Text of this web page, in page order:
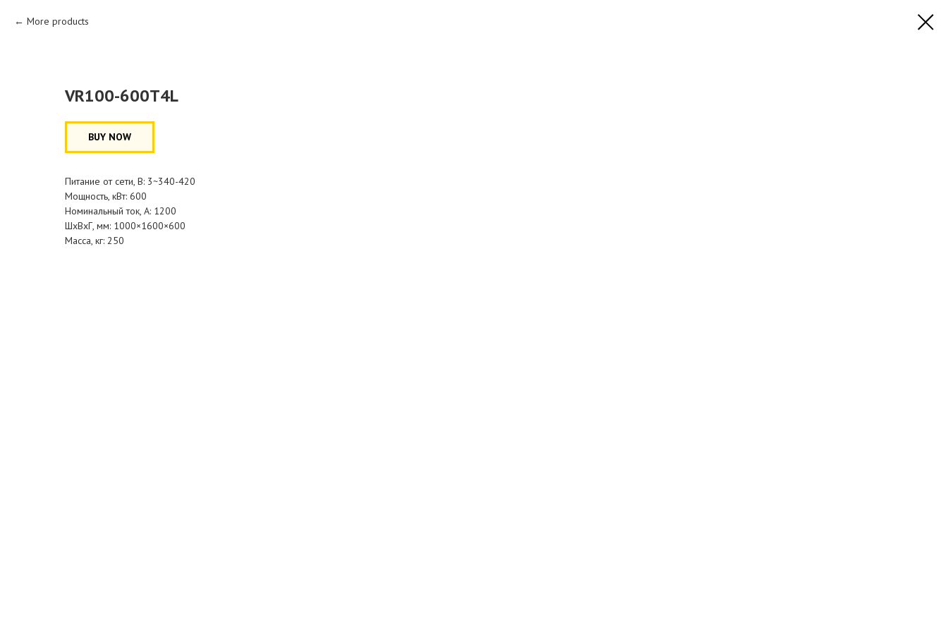
More products
VR100-600T4L
BUY NOW
Питание от сети, В: 3~340-420
Мощность, кВт: 600
Номинальный ток, А: 1200
ШхВхГ, мм: 1000×1600×600
Масса, кг: 250